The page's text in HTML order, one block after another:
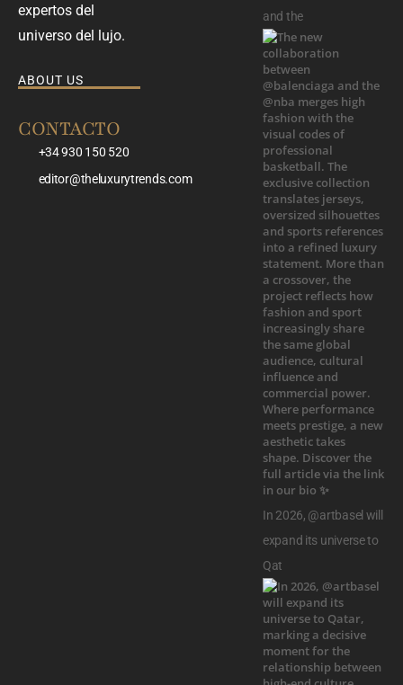
expertos del
universo del lujo.
ABOUT US
CONTACTO
+34 930 150 520
editor@theluxurytrends.com
and the
In 2026, @artbasel will
expand its universe to
Qat